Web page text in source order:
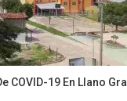
COVID-19 En Llano